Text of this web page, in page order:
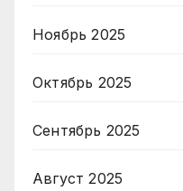
Ноябрь 2025
Октябрь 2025
Сентябрь 2025
Август 2025